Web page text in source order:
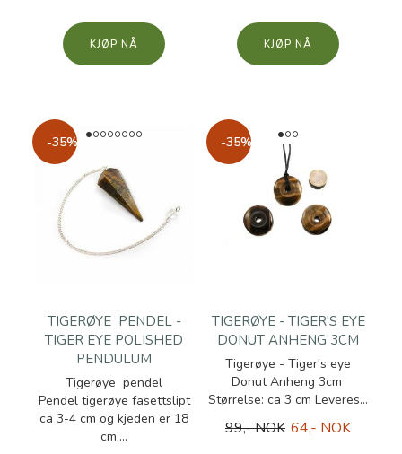
KJØP KJØP
-35%
TIGERØYE PENDEL -
TIGER EYE POLISHED
PENDULUM
Tigerøye pendel
Pendel tigerøye fasettslipt
ca 3-4 cm og kjeden er 18
cm....
-35%
TIGERØYE - TIGER'S EYE
DONUT ANHENG 3CM
Tigerøye - Tiger's eye
Donut Anheng 3cm
Størrelse: ca 3 cm Leveres...
99,- NOK 64,- NOK